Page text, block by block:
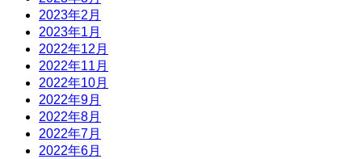
2023年2月
2023年1月
2022年12月
2022年11月
2022年10月
2022年9月
2022年8月
2022年7月
2022年6月